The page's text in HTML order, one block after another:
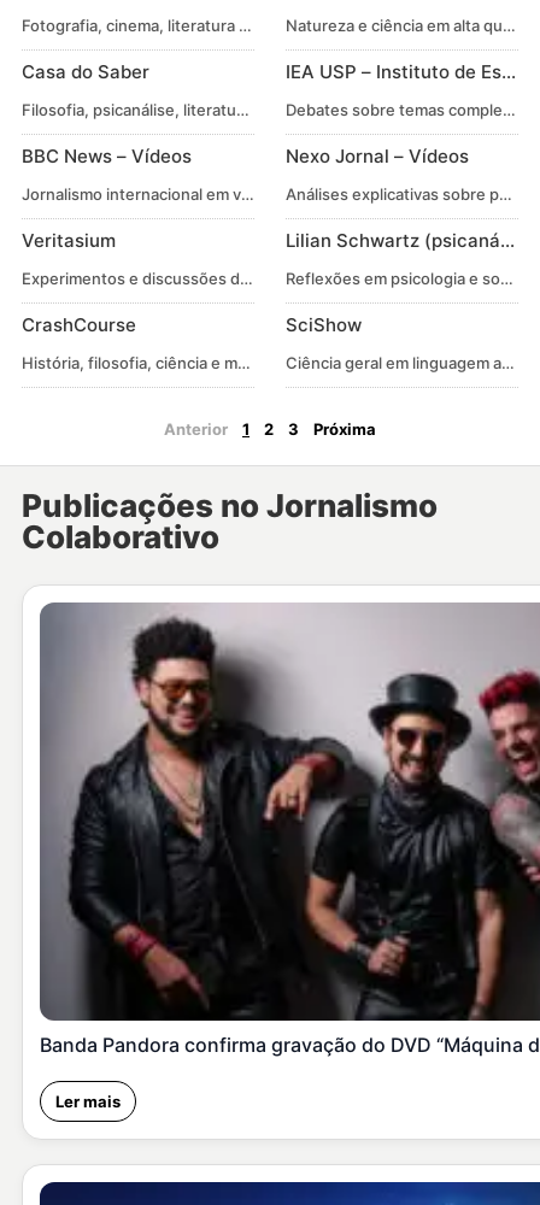
Fotografia, cinema, literatura e cultura.
Casa do Saber
Filosofia, psicanálise, literatura.
BBC News – Vídeos
Jornalismo internacional em vídeo.
Veritasium
Experimentos e discussões de física e ciência.
CrashCourse
História, filosofia, ciência e mais.
Natureza e ciência em alta
IEA USP – Instituto de
Debates sobre temas complexos
Nexo Jornal – Vídeos
Análises explicativas sobre
Lilian Schwartz (psicanálise
Reflexões em psicologia e
SciShow
Ciência geral em linguagem
Anterior 1 2 3 Próxima
Publicações no Jornalismo
Colaborativo
Banda Pandora confirma gravação do DVD “Máquina
Ler mais